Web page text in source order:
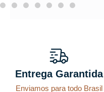
Entrega Garantida
Enviamos para todo Brasil